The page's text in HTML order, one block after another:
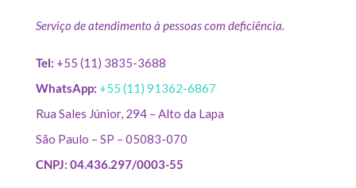
Serviço de atendimento à pessoas com deficiência.
Tel: +55 (11) 3835-3688
WhatsApp: +55 (11) 91362-6867
Rua Sales Júnior, 294 – Alto da Lapa
São Paulo – SP – 05083-070
CNPJ: 04.436.297/0003-55